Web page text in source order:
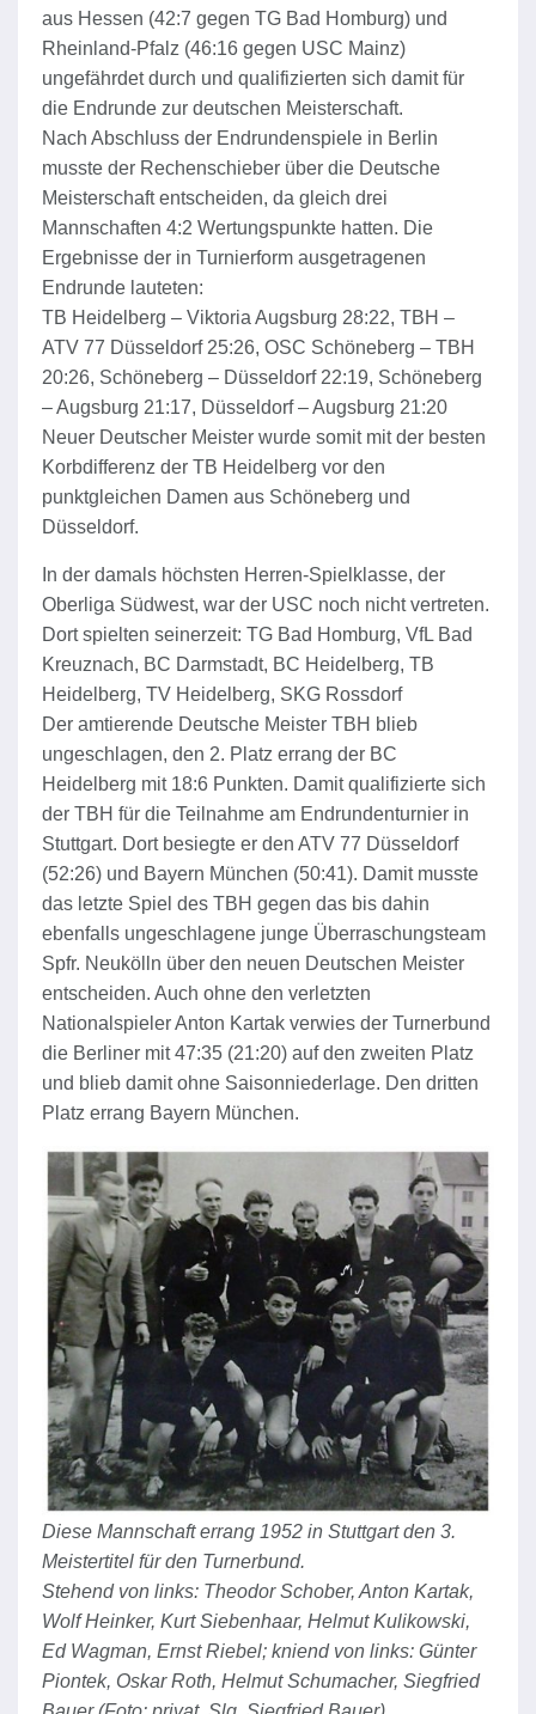
aus Hessen (42:7 gegen TG Bad Homburg) und
Rheinland-Pfalz (46:16 gegen USC Mainz)
ungefährdet durch und qualifizierten sich damit für
die Endrunde zur deutschen Meisterschaft.
Nach Abschluss der Endrundenspiele in Berlin
musste der Rechenschieber über die Deutsche
Meisterschaft entscheiden, da gleich drei
Mannschaften 4:2 Wertungspunkte hatten. Die
Ergebnisse der in Turnierform ausgetragenen
Endrunde lauteten:
TB Heidelberg – Viktoria Augsburg 28:22, TBH –
ATV 77 Düsseldorf 25:26, OSC Schöneberg – TBH
20:26, Schöneberg – Düsseldorf 22:19, Schöneberg
– Augsburg 21:17, Düsseldorf – Augsburg 21:20
Neuer Deutscher Meister wurde somit mit der besten
Korbdifferenz der TB Heidelberg vor den
punktgleichen Damen aus Schöneberg und
Düsseldorf.
In der damals höchsten Herren-Spielklasse, der
Oberliga Südwest, war der USC noch nicht vertreten.
Dort spielten seinerzeit: TG Bad Homburg, VfL Bad
Kreuznach, BC Darmstadt, BC Heidelberg, TB
Heidelberg, TV Heidelberg, SKG Rossdorf
Der amtierende Deutsche Meister TBH blieb
ungeschlagen, den 2. Platz errang der BC
Heidelberg mit 18:6 Punkten. Damit qualifizierte sich
der TBH für die Teilnahme am Endrundenturnier in
Stuttgart. Dort besiegte er den ATV 77 Düsseldorf
(52:26) und Bayern München (50:41). Damit musste
das letzte Spiel des TBH gegen das bis dahin
ebenfalls ungeschlagene junge Überraschungsteam
Spfr. Neukölln über den neuen Deutschen Meister
entscheiden. Auch ohne den verletzten
Nationalspieler Anton Kartak verwies der Turnerbund
die Berliner mit 47:35 (21:20) auf den zweiten Platz
und blieb damit ohne Saisonniederlage. Den dritten
Platz errang Bayern München.
Diese Mannschaft errang 1952 in Stuttgart den 3.
Meistertitel für den Turnerbund.
Stehend von links: Theodor Schober, Anton Kartak,
Wolf Heinker, Kurt Siebenhaar, Helmut Kulikowski,
Ed Wagman, Ernst Riebel; kniend von links: Günter
Piontek, Oskar Roth, Helmut Schumacher, Siegfried